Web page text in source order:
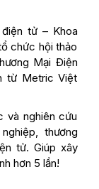
điện tử – Khoa
chức hội thảo
Mại Điện
từ Metric Việt
và nghiên cứu
thương
tử. Giúp xây
hơn 5 lần!